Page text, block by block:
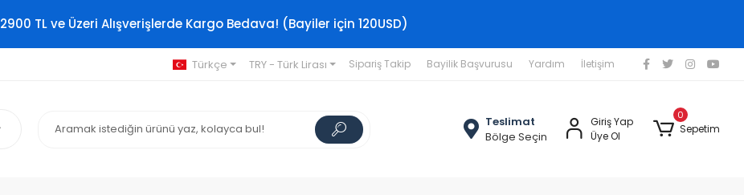
2900 TL ve Üzeri Alışverişlerde Kargo Bedava! (Bayiler için 120USD)
Türkçe TRY - Türk Lirası Sipariş Takip Bayilik Başvurusu Yardım İletişim
Teslimat
Bölge Seçin
Giriş Yap
Üye Ol
0
Sepetim